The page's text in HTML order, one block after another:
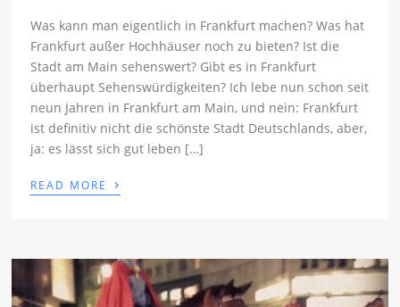
Was kann man eigentlich in Frankfurt machen? Was hat
Frankfurt außer Hochhäuser noch zu bieten? Ist die
Stadt am Main sehenswert? Gibt es in Frankfurt
überhaupt Sehenswürdigkeiten? Ich lebe nun schon seit
neun Jahren in Frankfurt am Main, und nein: Frankfurt
ist definitiv nicht die schönste Stadt Deutschlands, aber,
ja: es lässt sich gut leben […]
READ MORE ›